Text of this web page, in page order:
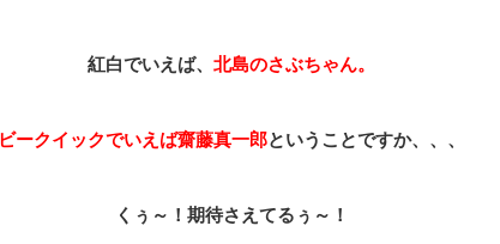
紅白でいえば、 北島のさぶちゃん。
ビークイックでいえば齋藤真一郎ということですか、、、
くぅ～！期待さえてるぅ～！